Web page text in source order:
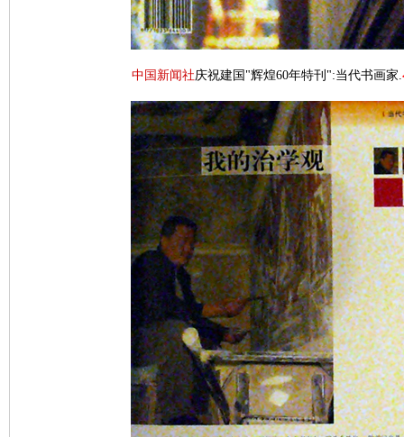
中国新闻社庆祝建国"辉煌60年特刊":当代书画家.